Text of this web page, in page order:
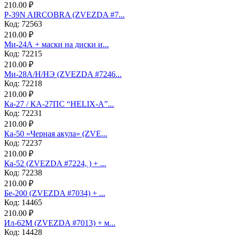
210.00 ₽
P-39N AIRCOBRA (ZVEZDA #7...
Код: 72563
210.00 ₽
Ми-24А + маски на диски и...
Код: 72215
210.00 ₽
Ми-28А/Н/НЭ (ZVEZDA #7246...
Код: 72218
210.00 ₽
Ка-27 / КА-27ПС “HELIX-A”...
Код: 72231
210.00 ₽
Ка-50 «Черная акула» (ZVE...
Код: 72237
210.00 ₽
Ка-52 (ZVEZDA #7224, ) + ...
Код: 72238
210.00 ₽
Бе-200 (ZVEZDA #7034) + ...
Код: 14465
210.00 ₽
Ил-62М (ZVEZDA #7013) + м...
Код: 14428